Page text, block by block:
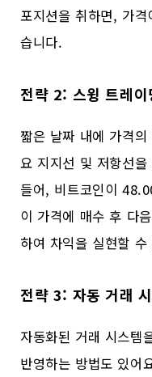
포지션을 취하면, 가
습니다.
전략 2: 스윙 트레이
짧은 날짜 내에 가격
요 지지선 및 저항선
들어, 비트코인이
이 가격에 매수 후 다
하여 차익을 실현할 수
전략 3: 자동 거래
자동화된 거래 시스템
반영하는 방법도 있어